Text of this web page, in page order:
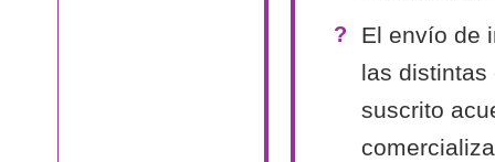
El envío de
las distintas
suscrito